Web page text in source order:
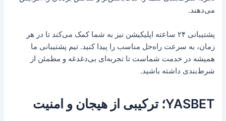
می‌دهند.
پشتیبانی ۲۴ ساعته اپلیکیشن نیز به شما کمک می‌کند تا در هر
زمان، به سرعت راه‌حل مناسب را پیدا کنید. تیم پشتیبانی ما
همیشه در خدمت شماست تا تجربه‌ای بی‌دغدغه و مطمئن از
شرط‌بندی داشته باشید.
YASBET؛ ترکیبی از هیجان و امنیت